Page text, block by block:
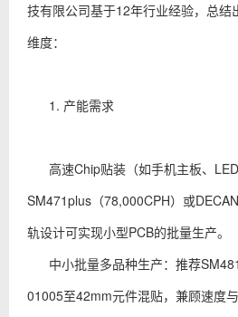
技有限公司基于12年行业经验，总结
维度：
1. 产能需求
高速Chip贴装（如手机主板、
SM471plus（78,000CPH）或
轨设计可实现小型PCB的批量生产。
中小批量多品种生产：推荐
01005至42mm元件混贴，兼顾速度与